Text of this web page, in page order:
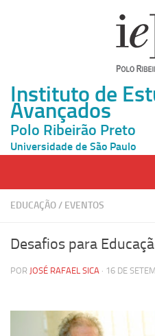
Instituto de
Avançados
Polo Ribeirão Preto
Universidade de São Paulo
Página Inicial
Inscrição
Atividades
Pesquisa
EDUCAÇÃO/ EVENTOS
Desafios para
POR JOSÉ RAFAEL SICA · 16 DE